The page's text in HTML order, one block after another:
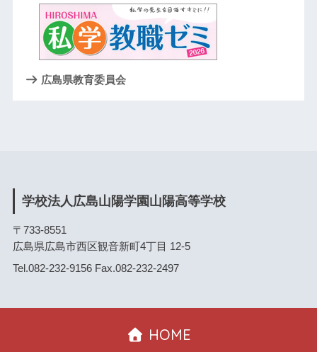
広島県教育委員会
学校法人広島山陽学園山陽高等学校
〒733-8551
広島県広島市西区観音新町4丁目 12-5
Tel.082-232-9156 Fax.082-232-2497
HOME